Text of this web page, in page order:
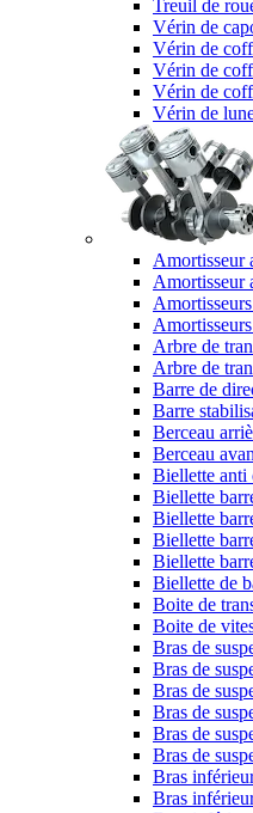
Treuil de
Vérin de
Vérin de
Vérin de
Vérin de
Vérin de
Amortisseur
Amortisseur
Arbre de
Arbre de
Barre de
Barre
Berceau
Berceau
Biellette anti
Biellette
Biellette
Biellette
Biellette
Biellette de
Boite de
Boite de
Bras de
Bras de
Bras de
Bras de
Bras de
Bras de
Bras
Bras